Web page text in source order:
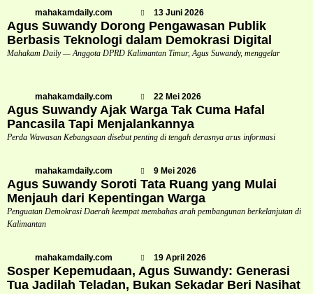
mahakamdaily.com 13 Juni 2026
Agus Suwandy Dorong Pengawasan Publik
Berbasis Teknologi dalam Demokrasi Digital
Mahakam Daily — Anggota DPRD Kalimantan Timur, Agus Suwandy, menggelar
mahakamdaily.com 22 Mei 2026
Agus Suwandy Ajak Warga Tak Cuma Hafal
Pancasila Tapi Menjalankannya
Perda Wawasan Kebangsaan disebut penting di tengah derasnya arus informasi
mahakamdaily.com 9 Mei 2026
Agus Suwandy Soroti Tata Ruang yang Mulai
Menjauh dari Kepentingan Warga
Penguatan Demokrasi Daerah keempat membahas arah pembangunan berkelanjutan di
Kalimantan
mahakamdaily.com 19 April 2026
Sosper Kepemudaan, Agus Suwandy: Generasi
Tua Jadilah Teladan, Bukan Sekadar Beri Nasihat